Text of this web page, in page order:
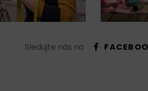
Sledujte nás na